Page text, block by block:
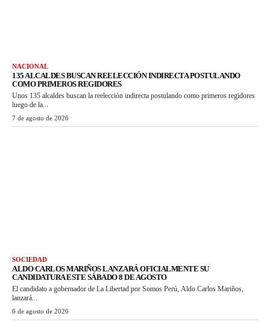
NACIONAL
135 ALCALDES BUSCAN REELECCIÓN INDIRECTA POSTULANDO
COMO PRIMEROS REGIDORES
Unos 135 alcaldes buscan la reelección indirecta postulando como primeros regidores
luego de la...
7 de agosto de 2026
SOCIEDAD
ALDO CARLOS MARIÑOS LANZARÁ OFICIALMENTE SU
CANDIDATURA ESTE SÁBADO 8 DE AGOSTO
El candidato a gobernador de La Libertad por Somos Perú, Aldo Carlos Mariños,
lanzará...
6 de agosto de 2026